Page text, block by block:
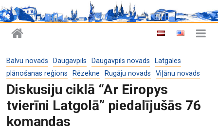
Balvu novads Daugavpils Daugavpils novads
Latgales
plānošanas reģions
Rēzekne Rugāju novads Viļānu novads
Diskusiju ciklā “Ar Eiropys
tvierīni Latgolā” piedalījušās 76
komandas